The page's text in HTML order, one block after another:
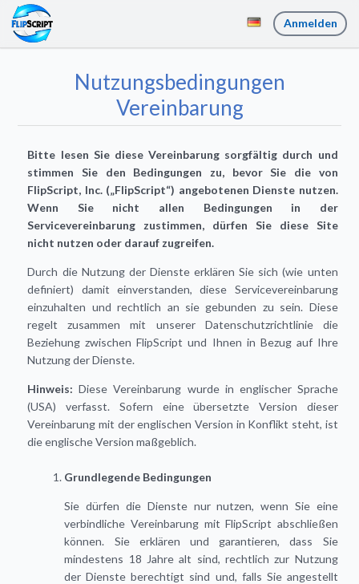
Anmelden
Nutzungsbedingungen
Vereinbarung
Bitte lesen Sie diese Vereinbarung sorgfältig durch und
stimmen Sie den Bedingungen zu, bevor Sie die von
FlipScript, Inc. („FlipScript“) angebotenen Dienste nutzen.
Wenn Sie nicht allen Bedingungen in der
Servicevereinbarung zustimmen, dürfen Sie diese Site
nicht nutzen oder darauf zugreifen.
Durch die Nutzung der Dienste erklären Sie sich (wie unten
definiert) damit einverstanden, diese Servicevereinbarung
einzuhalten und rechtlich an sie gebunden zu sein. Diese
regelt zusammen mit unserer Datenschutzrichtlinie die
Beziehung zwischen FlipScript und Ihnen in Bezug auf Ihre
Nutzung der Dienste.
Hinweis: Diese Vereinbarung wurde in englischer Sprache
(USA) verfasst. Sofern eine übersetzte Version dieser
Vereinbarung mit der englischen Version in Konflikt steht, ist
die englische Version maßgeblich.
Grundlegende Bedingungen
Sie dürfen die Dienste nur nutzen, wenn Sie eine
verbindliche Vereinbarung mit FlipScript abschließen
können. Sie erklären und garantieren, dass Sie
mindestens 18 Jahre alt sind, rechtlich zur Nutzung
der Dienste berechtigt sind und, falls Sie angestellt